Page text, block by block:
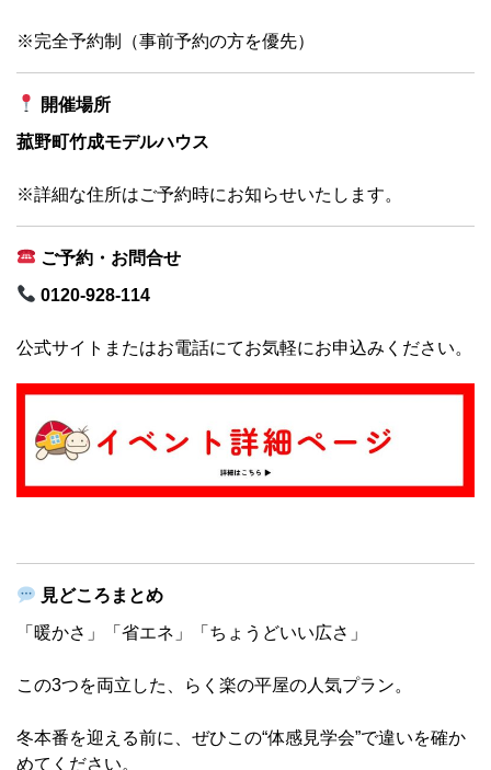
※完全予約制（事前予約の方を優先）
開催場所
菰野町竹成モデルハウス
※詳細な住所はご予約時にお知らせいたします。
ご予約・お問合せ
0120-928-114
公式サイトまたはお電話にてお気軽にお申込みください。
見どころまとめ
「暖かさ」「省エネ」「ちょうどいい広さ」
この3つを両立した、らく楽の平屋の人気プラン。
冬本番を迎える前に、ぜひこの“体感見学会”で違いを確か
めてください。